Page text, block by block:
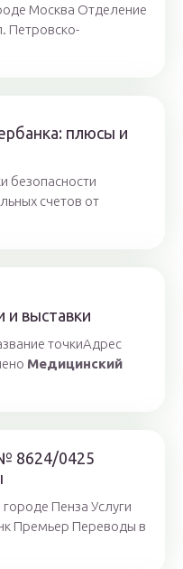
Москва Отделение
Петровско-
плюсы и
безопасности
счетов от
и выставки
точкиАдрес
Медицинский
8624/0425
Пенза Услуги
Премьер Переводы в